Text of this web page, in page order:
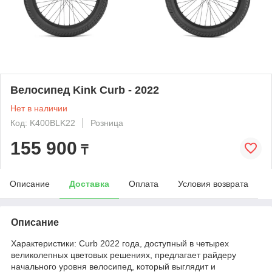
Велосипед Kink Curb - 2022
Нет в наличии
Код: K400BLK22
Розница
155 900 ₸
Описание Доставка Оплата Условия возврата
Описание
Характеристики: Curb 2022 года, доступный в четырех
великолепных цветовых решениях, предлагает райдеру
начального уровня велосипед, который выглядит и